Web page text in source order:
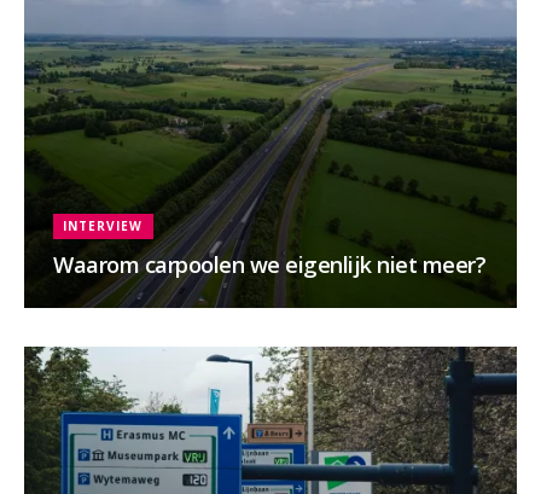
Waarom carpoolen we eigenlijk niet meer?
INTERVIEW